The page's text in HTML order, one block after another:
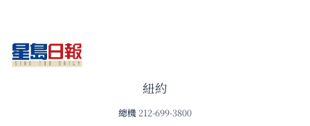
紐約
總機 212-699-3800